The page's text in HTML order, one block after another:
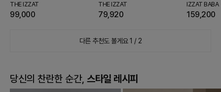
THE IZZAT
99,000
THE IZZAT
79,920
IZZAT BABA
159,200
다른 추천도 볼게요1 / 2
당신의 찬란한 순간, 스타일 레시피